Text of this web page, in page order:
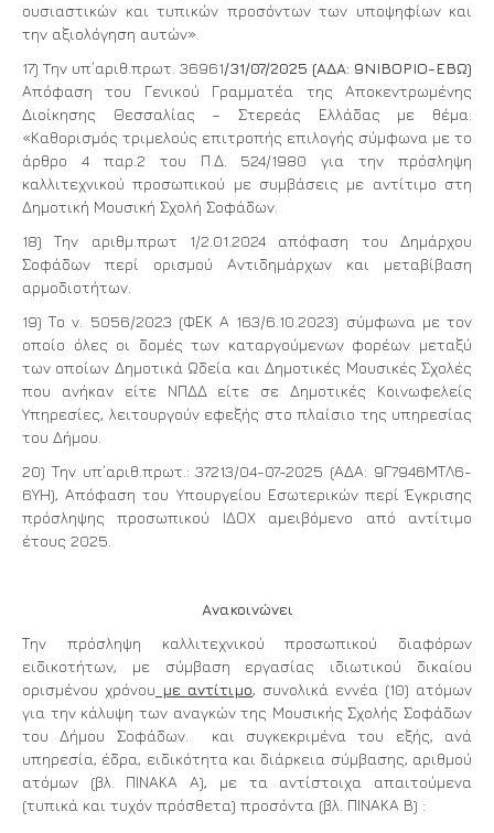
ουσιαστικών και τυπικών προσόντων των υποψηφίων και
την αξιολόγηση αυτών».
17) Tην υπ΄αριθ.πρωτ. 36961/31/07/2025 (AΔΑ: 9ΝΙΒΟΡΙΟ-ΕΒΩ)
Απόφαση του Γενικού Γραμματέα της Αποκεντρωμένης
Διοίκησης Θεσσαλίας – Στερεάς Ελλάδας με θέμα:
«Καθορισμός τριμελούς επιτροπής επιλογής σύμφωνα με το
άρθρο 4 παρ.2 του Π.Δ. 524/1980 για την πρόσληψη
καλλιτεχνικού προσωπικού με συμβάσεις με αντίτιμο στη
Δημοτική Μουσική Σχολή Σοφάδων.
18) Την αριθμ.πρωτ 1/2.01.2024 απόφαση του Δημάρχου
Σοφάδων περί ορισμού Αντιδημάρχων και μεταβίβαση
αρμοδιοτήτων.
19) Το ν. 5056/2023 (ΦΕΚ Α 163/6.10.2023) σύμφωνα με τον
οποίο όλες οι δομές των καταργούμενων φορέων μεταξύ
των οποίων Δημοτικά Ωδεία και Δημοτικές Μουσικές Σχολές
που ανήκαν είτε ΝΠΔΔ είτε σε Δημοτικές Κοινωφελείς
Υπηρεσίες, λειτουργούν εφεξής στο πλαίσιο της υπηρεσίας
του Δήμου.
20) Την υπ΄αριθ.πρωτ.: 37213/04-07-2025 (ΑΔΑ: 9Γ7946ΜΤΛ6-
6ΥΗ), Απόφαση του Υπουργείου Εσωτερικών περί Έγκρισης
πρόσληψης προσωπικού ΙΔΟΧ αμειβόμενο από αντίτιμο
έτους 2025.
Ανακοινώνει
Την πρόσληψη καλλιτεχνικού προσωπικού διαφόρων
ειδικοτήτων, με σύμβαση εργασίας ιδιωτικού δικαίου
ορισμένου χρόνου με αντίτιμο, συνολικά εννέα (10) ατόμων
για την κάλυψη των αναγκών της Μουσικής Σχολής Σοφάδων
του Δήμου Σοφάδων. και συγκεκριμένα του εξής, ανά
υπηρεσία, έδρα, ειδικότητα και διάρκεια σύμβασης, αριθμού
ατόμων (βλ. ΠΙΝΑΚΑ Α), με τα αντίστοιχα απαιτούμενα
(τυπικά και τυχόν πρόσθετα) προσόντα (βλ. ΠΙΝΑΚΑ Β) :